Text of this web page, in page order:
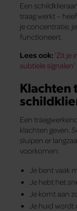
Een
traag werkt –
je concentratie,
functioneert.
Lees ook: ‘Zit je
subtiele signalen’
Klachten
Een
klachten geven.
sluipen er
voorkomen:
Je bent vaak
Je hebt het
Je komt aan
Je huid wordt